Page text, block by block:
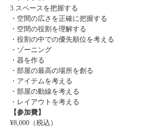
3.スペースを把握する
・空間の広さを正確に把握する
・空間の役割を理解する
・役割の中での優先順位を考える
・ゾーニング
・器を作る
・部屋の最高の場所を創る
・アイテムを考える
・部屋の動線を考える
・レイアウトを考える
【参加費】
¥8,000（税込）